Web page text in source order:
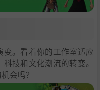
变。看着你的工作室适应
技和文化潮流的转变。
会吗？